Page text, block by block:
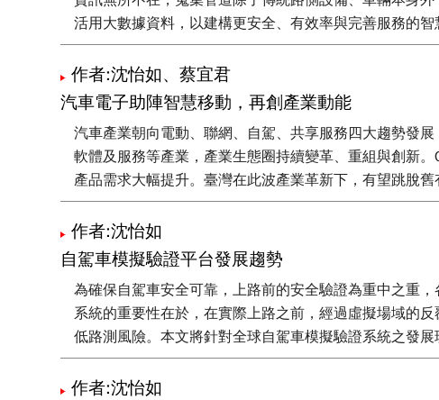
活用大數據資料，以建構更安全、有效率與完善服務的智
作者:沈怡如、蔡宜君
汽車電子助陣智慧移動，再創產業動能
汽車產業朝向電動、聯網、自駕、共享服務四大趨勢發
軟體及服務等產業，產業生態圈持續變革、重組與創新
產品需求大幅提升。臺灣在此波產業革新下，有望跳脫舊
作者:沈怡如
自駕車模擬驗證平台發展趨勢
為確保自駕車安全可靠，上路前的安全驗證為重中之重
系統的重要性在於，在實際上路之前，經過虛擬場域的
低路測風險。本文將針對全球自駕車模擬驗證系統之發展
作者:沈怡如